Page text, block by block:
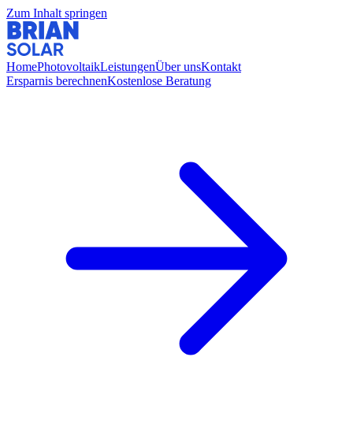
Zum Inhalt springen
HomePhotovoltaikLeistungenÜber unsKontakt
Ersparnis berechnenKostenlose Beratung